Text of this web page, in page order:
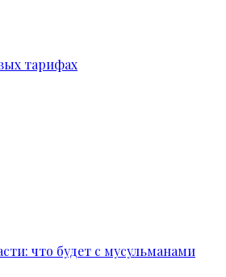
тарифах
что будет с мусульманами